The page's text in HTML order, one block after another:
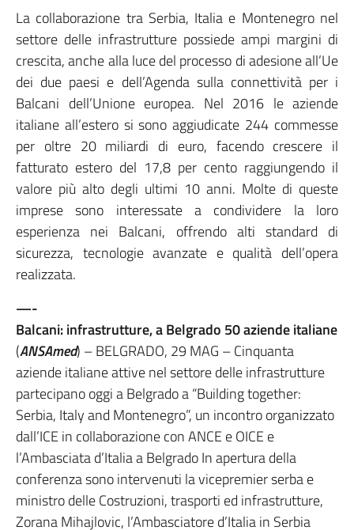
La collaborazione tra Serbia, Italia e Montenegro nel
settore delle infrastrutture possiede ampi margini di
crescita, anche alla luce del processo di adesione all’Ue
dei due paesi e dell’Agenda sulla connettività per i
Balcani dell’Unione europea. Nel 2016 le aziende
italiane all’estero si sono aggiudicate 244 commesse
per oltre 20 miliardi di euro, facendo crescere il
fatturato estero del 17,8 per cento raggiungendo il
valore più alto degli ultimi 10 anni. Molte di queste
imprese sono interessate a condividere la loro
esperienza nei Balcani, offrendo alti standard di
sicurezza, tecnologie avanzate e qualità dell’opera
realizzata.
—-
Balcani: infrastrutture, a Belgrado 50 aziende italiane
(ANSAmed) – BELGRADO, 29 MAG – Cinquanta
aziende italiane attive nel settore delle infrastrutture
partecipano oggi a Belgrado a “Building together:
Serbia, Italy and Montenegro”, un incontro organizzato
dall’ICE in collaborazione con ANCE e OICE e
l’Ambasciata d’Italia a Belgrado In apertura della
conferenza sono intervenuti la vicepremier serba e
ministro delle Costruzioni, trasporti ed infrastrutture,
Zorana Mihajlovic, l’Ambasciatore d’Italia in Serbia